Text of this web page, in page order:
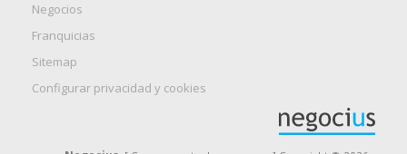
Negocios
Franquicias
Sitemap
Configurar privacidad y cookies